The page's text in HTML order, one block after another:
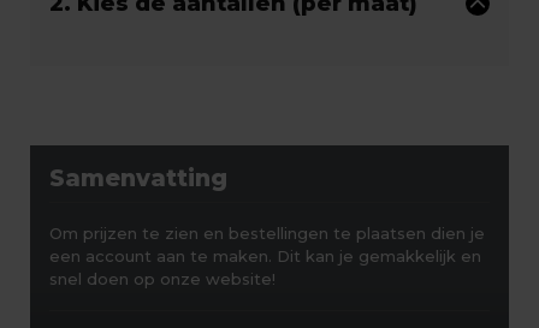
Samenvatting
Om prijzen te zien en bestellingen te plaatsen dien je
een account aan te maken. Dit kan je gemakkelijk en
snel doen op onze website!